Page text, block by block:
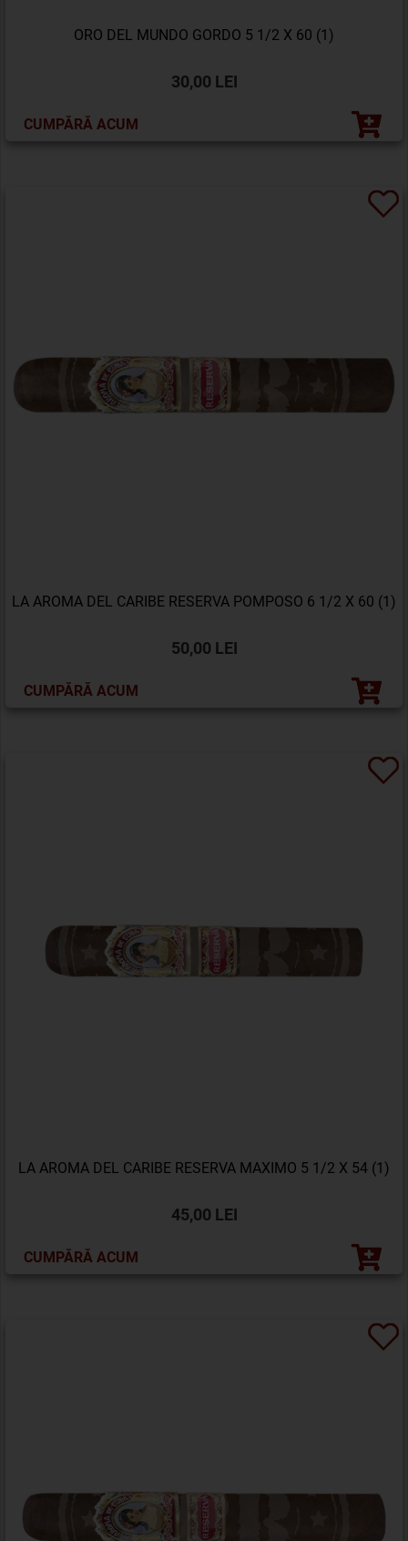
ORO DEL MUNDO GORDO 5 1/2 X 60 (1)
30,00 LEI
CUMPĂRĂ ACUM
LA AROMA DEL CARIBE RESERVA POMPOSO 6 1/2 X 60 (1)
50,00 LEI
CUMPĂRĂ ACUM
LA AROMA DEL CARIBE RESERVA MAXIMO 5 1/2 X 54 (1)
45,00 LEI
CUMPĂRĂ ACUM